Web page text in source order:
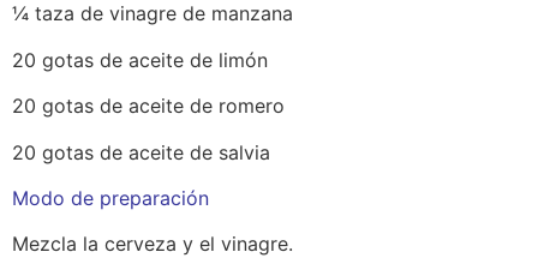
¼ taza de vinagre de manzana
20 gotas de aceite de limón
20 gotas de aceite de romero
20 gotas de aceite de salvia
Modo de preparación
Mezcla la cerveza y el vinagre.